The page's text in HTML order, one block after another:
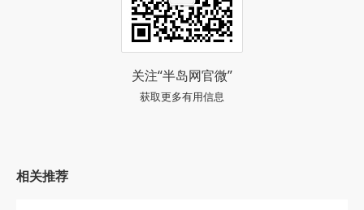
关注“半岛网官微”
获取更多有用信息
相关推荐